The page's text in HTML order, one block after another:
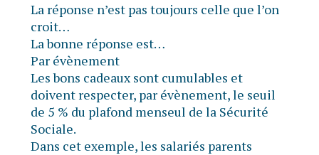
La réponse n’est pas toujours celle que l’on
croit…
La bonne réponse est…
Par évènement
Les bons cadeaux sont cumulables et
doivent respecter, par évènement, le seuil
de 5 % du plafond menseul de la Sécurité
Sociale.
Dans cet exemple, les salariés parents